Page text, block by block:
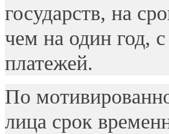
государств, на
чем на один год,
платежей.
По
лица срок